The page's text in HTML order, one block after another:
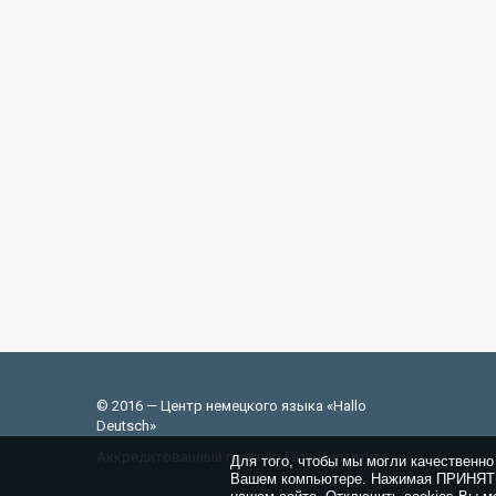
© 2016 — Центр немецкого языка «Hallo
Deutsch»
Аккредитованный партнёр Гёте-Института
Для того, чтобы мы могли
Вашем компьютере. Нажимая